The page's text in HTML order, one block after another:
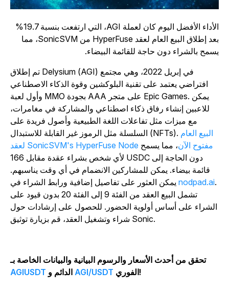
الأداء الأفضل اليوم كان لعملة AGI، التي ارتفعت بنسبة 19.7%
بعد إطلاق البيع العام لعقد HyperFuse من SonicSVM، مما
بالشراء دون حاجة للقائمة البيضاء.
تم إطلاق Delysium (AGI) في إبريل 2022، وهي مجتمع
افتراضي يعتمد على تقنية البلوكشين وقوة الذكاء الاصطناعي
وأول لعبة MMO بجودة AAA على متجر Epic Games. يمكن
للاعبين إنشاء رفاق ذكاء اصطناعي والمشاركة في مغامرات،
مع ميزات مثل تفاعلات اللغة الطبيعية وأصول فريدة على
السلسلة مثل الرموز غير القابلة للاستبدال (NFTs).البيع العام
لعقد SonicSVM's HyperFuse Node مفتوح الآن ، مما يسمح
لأي شخص بشراء عقدة مقابل 166 USDC دون الحاجة إلى
قائمة بيضاء. يمكن للمشاركين الانضمام في أي وقت يناسبهم.
يمكن العثور على تفاصيل إضافية ورابط الشراء فيnodpad.ai
تشمل البيع العقد من الفئة 9 إلى الفئة 20 بدون قيود على
الشراء على أساس أولوية الحضور. للحصول على إرشادات حول
شراء وتشغيل العقد، قم بزيارة توثيق Sonic.
تحقق من أحدث الأسعار والرسوم البيانية والبيانات الخاصة بـ
AGIUSDT
الدائم وAGI/USDT